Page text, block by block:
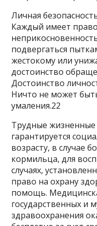
Личная
Каждый имеет
подвергаться
жестокому или
достоинство
Достоинство
Ничто не может
умаления.22
Трудные
гарантируется
возрасту, в случае
кормильца, для
случаях,
право на охрану
помощь.
государственных и
здравоохранения